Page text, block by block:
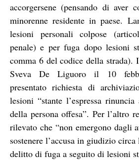
accorgersene (pensando di aver
minorenne residente in paese.
lesioni personali colpose
penale) e per fuga dopo lesioni
comma 6 del codice della
Sveva De Liguoro il 10
presentato richiesta di
lesioni “stante l’espressa
della persona offesa”. Per l’altro
rilevato che “non emergono dagli
sostenere l’accusa in giudizio
delitto di fuga a seguito di lesioni